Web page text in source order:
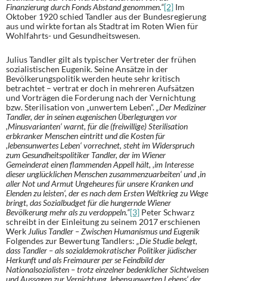
Finanzierung durch Fonds Abstand genommen.“[2] Im
Oktober 1920 schied Tandler aus der Bundesregierung
aus und wirkte fortan als Stadtrat im Roten Wien für
Wohlfahrts- und Gesundheitswesen.
Julius Tandler gilt als typischer Vertreter der frühen
sozialistischen Eugenik. Seine Ansätze in der
Bevölkerungspolitik werden heute sehr kritisch
betrachtet – vertrat er doch in mehreren Aufsätzen
und Vorträgen die Forderung nach der Vernichtung
bzw. Sterilisation von „unwertem Leben“.„Der Mediziner
Tandler, der in seinen eugenischen Überlegungen vor
,Minusvarianten‘ warnt, für die (freiwillige) Sterilisation
erbkranker Menschen eintritt und die Kosten für
,lebensunwertes Leben‘ vorrechnet, steht im Widerspruch
zum Gesundheitspolitiker Tandler, der im Wiener
Gemeinderat einen flammenden Appell hält, ,im Interesse
dieser unglücklichen Menschen zusammenzuarbeiten‘ und ,in
aller Not und Armut Ungeheures für unsere Kranken und
Elenden zu leisten‘, der es nach dem Ersten Weltkrieg zu Wege
bringt, das Sozialbudget für die hungernde Wiener
Bevölkerung mehr als zu verdoppeln.“[3] Peter Schwarz
schreibt in der Einleitung zu seinem 2017 erschienen
Werk Julius Tandler – Zwischen Humanismus und Eugenik
Folgendes zur Bewertung Tandlers: „Die Studie belegt,
dass Tandler – als sozialdemokratischer Politiker jüdischer
Herkunft und als Freimaurer per se Feindbild der
Nationalsozialisten – trotz einzelner bedenklicher Sichtweisen